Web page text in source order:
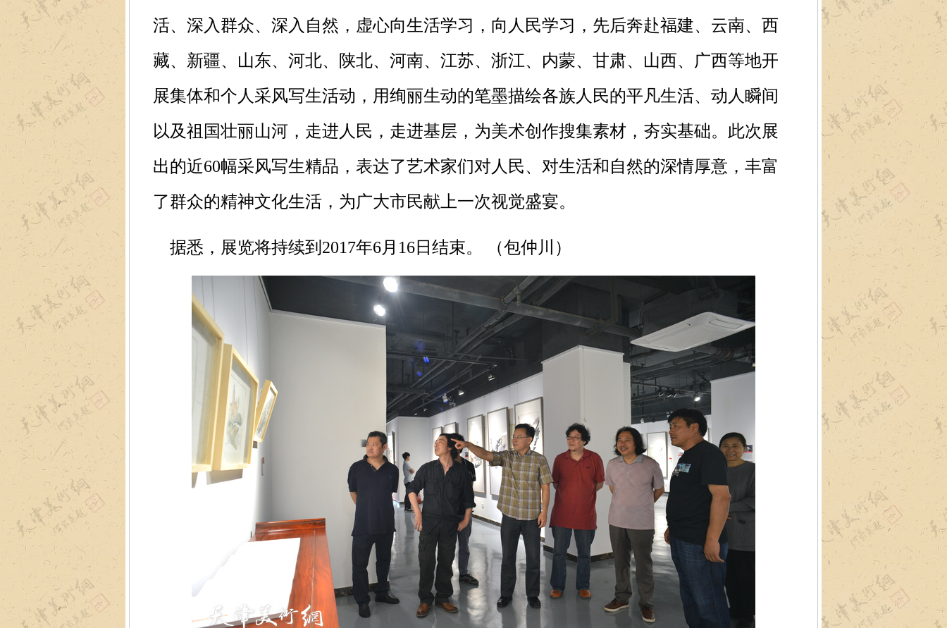
活、深入群众、深入自然，虚心向生活学习，向人民学习，先后奔赴福建、云南、西
藏、新疆、山东、河北、陕北、河南、江苏、浙江、内蒙、甘肃、山西、广西等地开
展集体和个人采风写生活动，用绚丽生动的笔墨描绘各族人民的平凡生活、动人瞬间
以及祖国壮丽山河，走进人民，走进基层，为美术创作搜集素材，夯实基础。此次展
出的近60幅采风写生精品，表达了艺术家们对人民、对生活和自然的深情厚意，丰富
了群众的精神文化生活，为广大市民献上一次视觉盛宴。
据悉，展览将持续到2017年6月16日结束。 （包仲川）